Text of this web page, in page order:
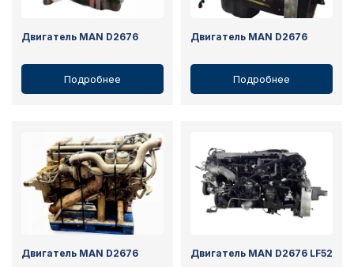
Двигатель MAN D2676
Подробнее
Двигатель MAN D2676
Подробнее
Двигатель MAN D2676 Двигатель MAN D2676 LF52